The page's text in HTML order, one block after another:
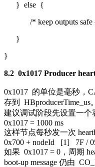
} else {
/* keep outputs
}
}
8.2 0x1017 Producer
0x1017 的单位是毫秒，
存到 HBproducerTime_us。
建议调试阶段先设置一个
0x1017 = 1000 ms
这样节点每秒发一次
0x700 + nodeId [1] 7F /
如果 0x1017 = 0 ，周期
boot-up message 仍由